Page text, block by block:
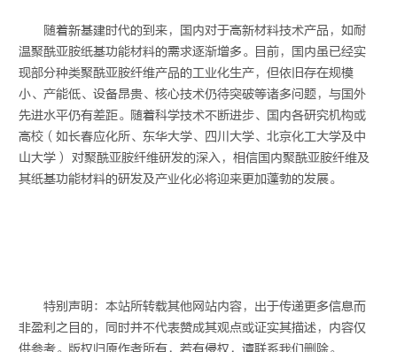
随着新基建时代的到来，国内对于高新材料技术产品，如耐
温聚酰亚胺纸基功能材料的需求逐渐增多。目前，国内虽已经实
现部分种类聚酰亚胺纤维产品的工业化生产，但依旧存在规模
小、产能低、设备昂贵、核心技术仍待突破等诸多问题，与国外
先进水平仍有差距。随着科学技术不断进步、国内各研究机构或
高校（如长春应化所、东华大学、四川大学、北京化工大学及中
山大学） 对聚酰亚胺纤维研发的深入，相信国内聚酰亚胺纤维及
其纸基功能材料的研发及产业化必将迎来更加蓬勃的发展。
特别声明：本站所转载其他网站内容，出于传递更多信息而
非盈利之目的，同时并不代表赞成其观点或证实其描述，内容仅